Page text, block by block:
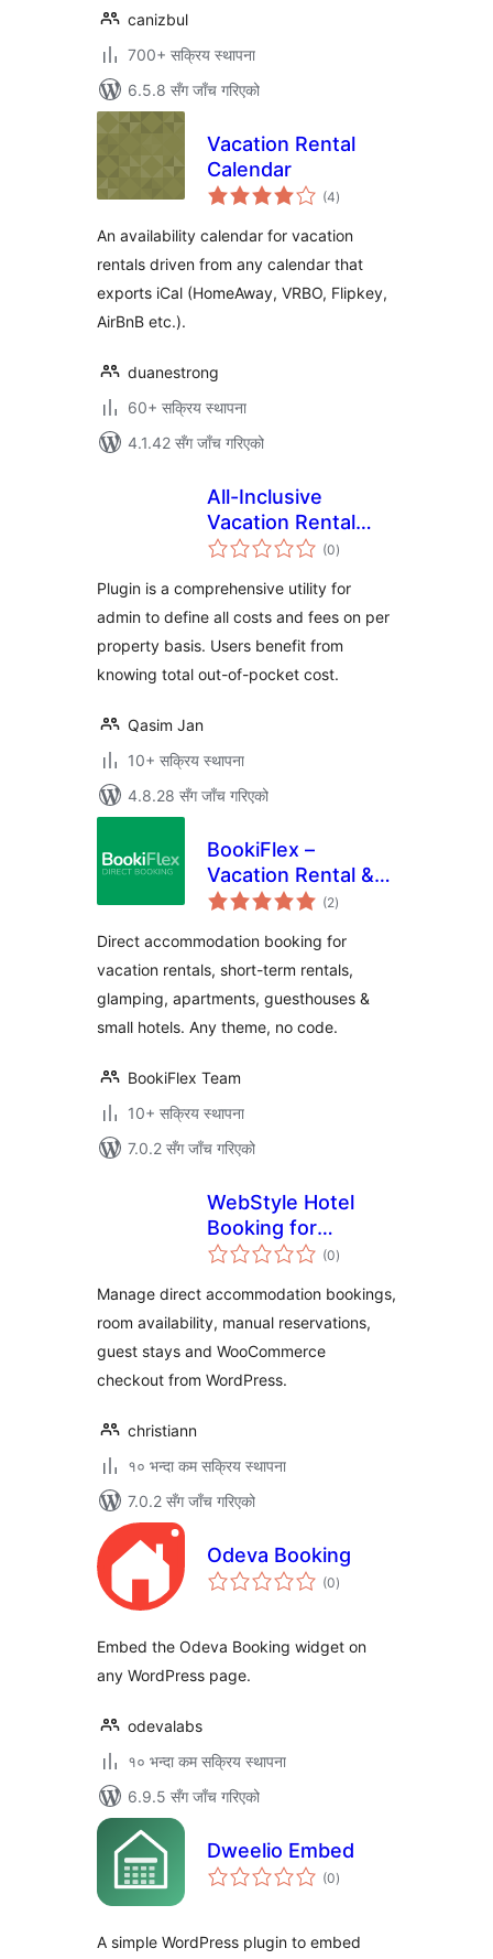
canizbul
700+ सक्रिय स्थापना
6.5.8 सँग जाँच गरिएको
Vacation Rental
Calendar
(4कुल
रेटिङ्गहरू
)
An availability calendar for vacation
rentals driven from any calendar that
exports iCal (HomeAway, VRBO, Flipkey,
AirBnB etc.).
duanestrong
60+ सक्रिय स्थापना
4.1.42 सँग जाँच गरिएको
All-Inclusive
Vacation Rental
Calculator
(0कुल
रेटिङ्गहरू
)
Plugin is a comprehensive utility for
admin to define all costs and fees on per
property basis. Users benefit from
knowing total out-of-pocket cost.
Qasim Jan
10+ सक्रिय स्थापना
4.8.28 सँग जाँच गरिएको
BookiFlex –
Vacation Rental &
Accommodation
(2कुल
रेटिङ्गहरू
)
Direct accommodation booking for
vacation rentals, short-term rentals,
glamping, apartments, guesthouses &
small hotels. Any theme, no code.
BookiFlex Team
10+ सक्रिय स्थापना
7.0.2 सँग जाँच गरिएको
WebStyle Hotel
Booking for
WooCommerce
(0कुल
रेटिङ्गहरू
)
Manage direct accommodation bookings,
room availability, manual reservations,
guest stays and WooCommerce
checkout from WordPress.
christiann
१० भन्दा कम सक्रिय स्थापना
7.0.2 सँग जाँच गरिएको
Odeva Booking
(0कुल
रेटिङ्गहरू
)
Embed the Odeva Booking widget on
any WordPress page.
odevalabs
१० भन्दा कम सक्रिय स्थापना
6.9.5 सँग जाँच गरिएको
Dweelio Embed
(0कुल
रेटिङ्गहरू
)
A simple WordPress plugin to embed